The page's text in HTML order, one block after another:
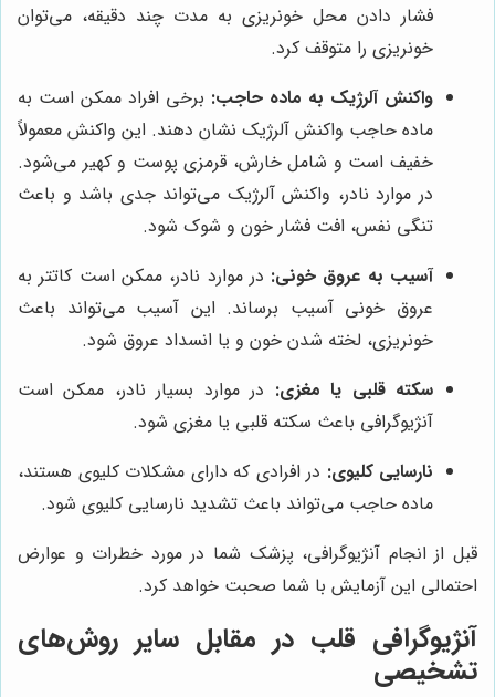
فشار دادن محل خونریزی به مدت چند دقیقه، می‌توان
خونریزی را متوقف کرد.
واکنش آلرژیک به ماده حاجب: برخی افراد ممکن است به
ماده حاجب واکنش آلرژیک نشان دهند. این واکنش معمولاً
خفیف است و شامل خارش، قرمزی پوست و کهیر می‌شود.
در موارد نادر، واکنش آلرژیک می‌تواند جدی باشد و باعث
تنگی نفس، افت فشار خون و شوک شود.
آسیب به عروق خونی: در موارد نادر، ممکن است کاتتر به
عروق خونی آسیب برساند. این آسیب می‌تواند باعث
خونریزی، لخته شدن خون و یا انسداد عروق شود.
سکته قلبی یا مغزی: در موارد بسیار نادر، ممکن است
آنژیوگرافی باعث سکته قلبی یا مغزی شود.
نارسایی کلیوی: در افرادی که دارای مشکلات کلیوی هستند،
ماده حاجب می‌تواند باعث تشدید نارسایی کلیوی شود.
قبل از انجام آنژیوگرافی، پزشک شما در مورد خطرات و عوارض
احتمالی این آزمایش با شما صحبت خواهد کرد.
آنژیوگرافی قلب در مقابل سایر روش‌های
تشخیصی